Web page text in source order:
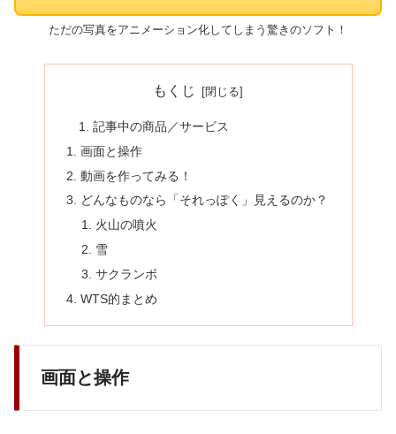
ただの写真をアニメーション化してしまう驚きのソフト！
もくじ
記事中の商品／サービス
画面と操作
動画を作ってみる！
どんなものなら「それっぽく」見えるのか？
火山の噴火
雪
サクランボ
WTS的まとめ
画面と操作